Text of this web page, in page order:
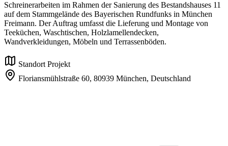
Schreinerarbeiten im Rahmen der Sanierung des Bestandshauses 11
auf dem Stammgelände des Bayerischen Rundfunks in München
Freimann. Der Auftrag umfasst die Lieferung und Montage von
Teeküchen, Waschtischen, Holzlamellendecken,
Wandverkleidungen, Möbeln und Terrassenböden.
Standort Projekt
Floriansmühlstraße 60, 80939 München, Deutschland